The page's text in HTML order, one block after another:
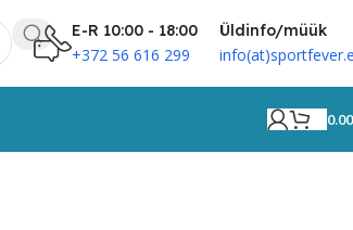
E-R 10:00 - 18:00
+372 56 616 299
Üldinfo/müük